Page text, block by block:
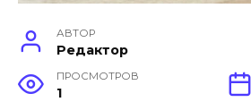
АВТОР
Редактор
ПРОСМОТРОВ
1